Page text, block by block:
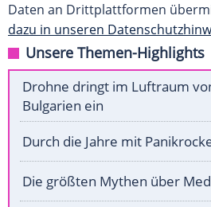
Daten an Drittplattformen
dazu in unseren
Unsere Themen-Highlights
Drohne dringt im Luftraum
Bulgarien ein
Durch die Jahre mit
Die größten Mythen über